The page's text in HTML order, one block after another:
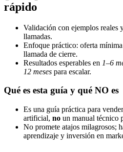
rápido
Validación con ejemplos reales
llamadas.
Enfoque práctico: oferta
llamada de cierre.
Resultados esperables en 1–6
12 meses para escalar.
Qué es esta guía y qué NO es
Es una guía práctica para
artificial, no un manual técnico
No promete atajos milagrosos;
aprendizaje y inversión en